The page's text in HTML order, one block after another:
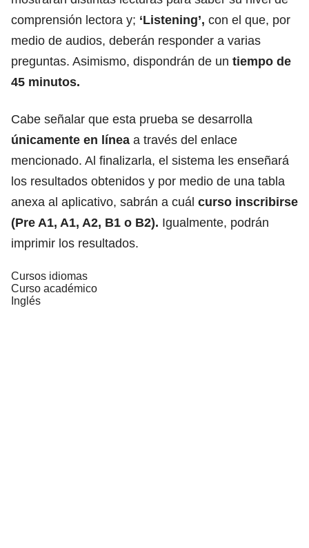
comprensión lectora y; ‘Listening’, con el que, por
medio de audios, deberán responder a varias
preguntas. Asimismo, dispondrán de un tiempo de
45 minutos.
Cabe señalar que esta prueba se desarrolla
únicamente en línea a través del enlace
mencionado. Al finalizarla, el sistema les enseñará
los resultados obtenidos y por medio de una tabla
anexa al aplicativo, sabrán a cuál curso inscribirse
(Pre A1, A1, A2, B1 o B2). Igualmente, podrán
imprimir los resultados.
Cursos idiomas
Curso académico
Inglés